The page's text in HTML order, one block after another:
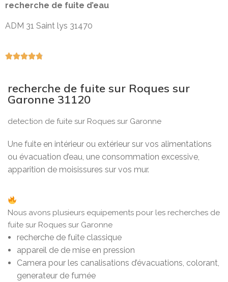
recherche de fuite d’eau
ADM 31 Saint lys 31470

recherche de fuite sur Roques sur
Garonne 31120
detection de fuite sur Roques sur Garonne
Une fuite en intérieur ou extérieur sur vos alimentations
ou évacuation d’eau, une consommation excessive,
apparition de moisissures sur vos mur.
Nous avons plusieurs equipements pour les recherches de
fuite sur Roques sur Garonne
recherche de fuite classique
appareil de de mise en pression
Camera pour les canalisations d’évacuations, colorant,
generateur de fumée